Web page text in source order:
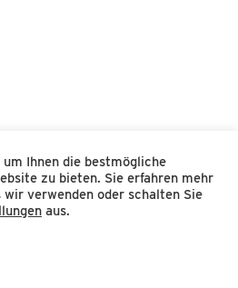
Ihnen die bestmögliche
zu bieten. Sie erfahren mehr
wir verwenden oder schalten Sie
aus.